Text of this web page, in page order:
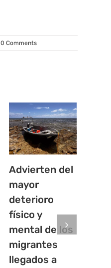
0 Comments
Advierten del
mayor
deterioro
físico y
mental de los
migrantes
llegados a